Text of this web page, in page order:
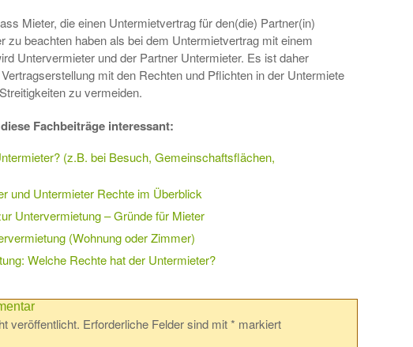
Mieter, die einen Untermietvertrag für den(die) Partner(in)
zu beachten haben als bei dem Untermietvertrag mit einem
Untervermieter und der Partner Untermieter. Es ist daher
mit den Rechten und Pflichten in der Untermiete
zu vermeiden.
Fachbeiträge interessant:
(z.B. bei Besuch, Gemeinschaftsflächen,
und Untermieter Rechte im Überblick
Untervermietung – Gründe für Mieter
(Wohnung oder Zimmer)
Welche Rechte hat der Untermieter?
veröffentlicht. Erforderliche Felder sind mit* markiert